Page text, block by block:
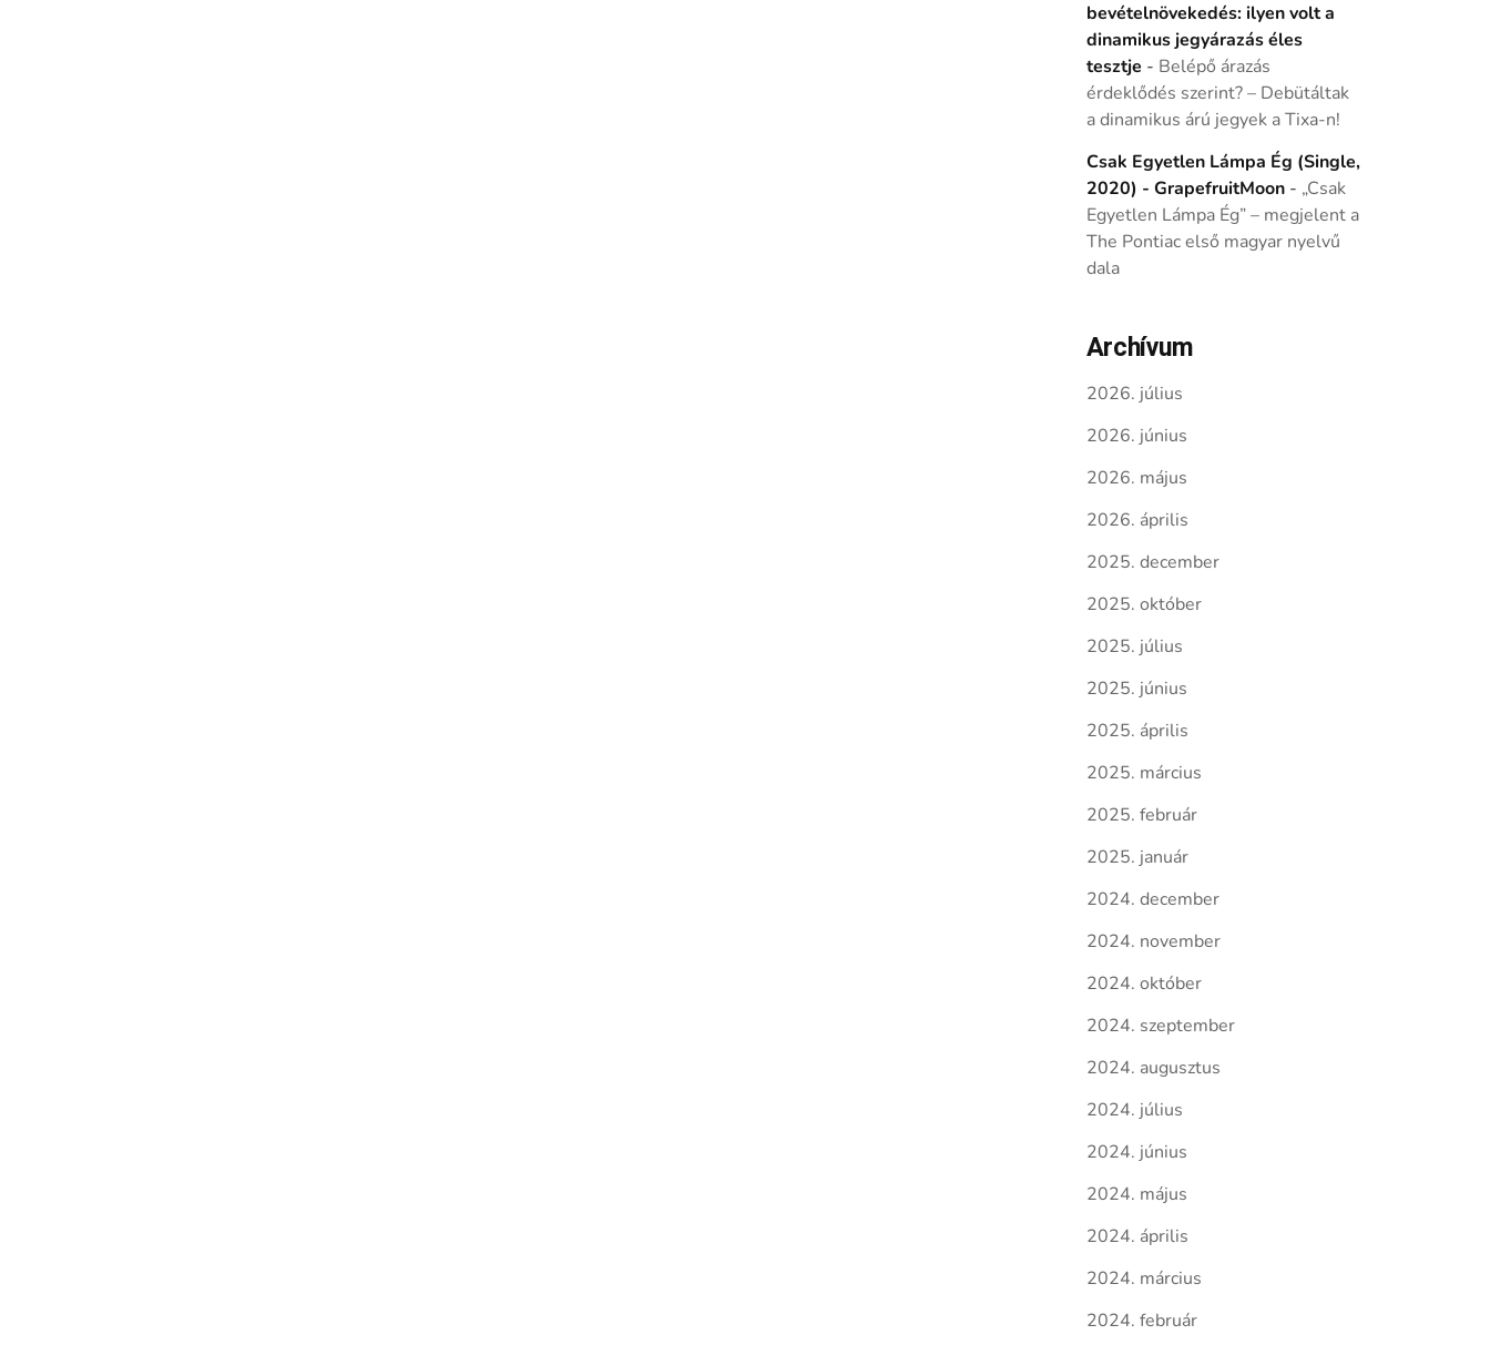
bevételnövekedés: ilyen volt a
dinamikus jegyárazás éles
tesztje - Belépő árazás
érdeklődés szerint? – Debütáltak
a dinamikus árú jegyek a Tixa-n!
Csak Egyetlen Lámpa Ég (Single,
2020) - GrapefruitMoon- „Csak
Egyetlen Lámpa Ég” – megjelent a
The Pontiac első magyar nyelvű
dala
Archívum
2026. július
2026. június
2026. május
2026. április
2025. december
2025. október
2025. július
2025. június
2025. április
2025. március
2025. február
2025. január
2024. december
2024. november
2024. október
2024. szeptember
2024. augusztus
2024. július
2024. június
2024. május
2024. április
2024. március
2024. február